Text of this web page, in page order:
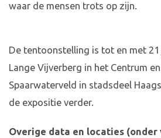
waar de mensen trots op zijn.
De tentoonstelling is tot en met
Lange Vijverberg in het Centrum
Spaarwaterveld in stadsdeel
de expositie verder.
Overige data en locaties (onder